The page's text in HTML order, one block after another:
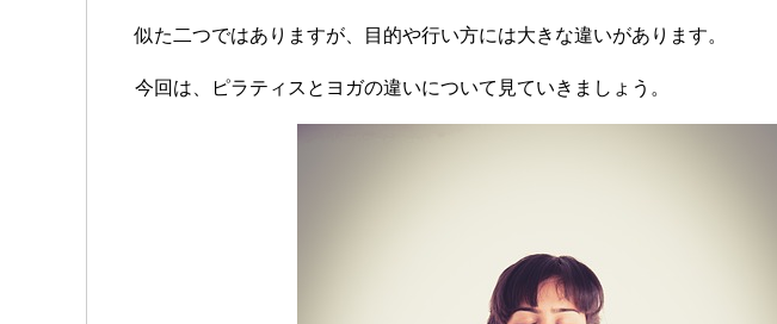
似た二つではありますが、目的や行い方には大きな違いがあります。
今回は、ピラティスとヨガの違いについて見ていきましょう。